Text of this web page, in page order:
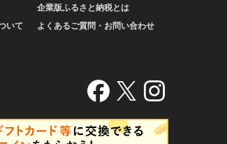
いて
企業版ふるさと納税とは
よくあるご質問・お問い合わせ